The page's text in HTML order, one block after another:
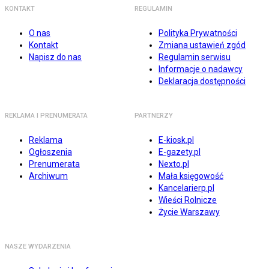
KONTAKT
O nas
Kontakt
Napisz do nas
REGULAMIN
Polityka Prywatności
Zmiana ustawień zgód
Regulamin serwisu
Informacje o nadawcy
Deklaracja dostępności
REKLAMA I PRENUMERATA
Reklama
Ogłoszenia
Prenumerata
Archiwum
PARTNERZY
E-kiosk.pl
E-gazety.pl
Nexto.pl
Mała księgowość
Kancelarierp.pl
Wieści Rolnicze
Życie Warszawy
NASZE WYDARZENIA